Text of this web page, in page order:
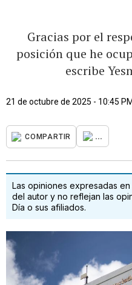
Gracias por el
posición que he
escribe
21 de octubre de 2025 - 10:45 PM
COMPARTIR ...
Las opiniones expresadas
del autor y no reflejan las
Día o sus afiliados.